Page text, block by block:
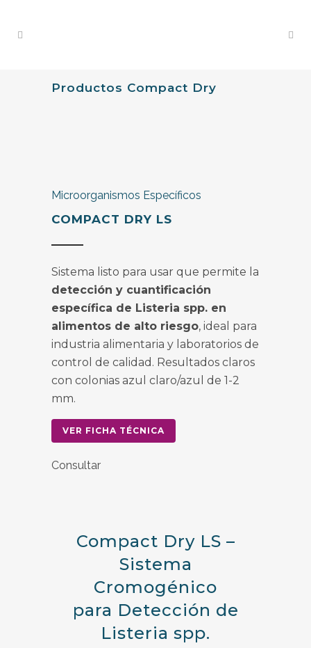
Productos Compact Dry
Microorganismos Específicos
COMPACT DRY LS
Sistema listo para usar que permite la
detección y cuantificación
específica de Listeria spp. en
alimentos de alto riesgo, ideal para
industria alimentaria y laboratorios de
control de calidad. Resultados claros
con colonias azul claro/azul de 1-2
mm.
VER FICHA TÉCNICA
Consultar
Compact Dry LS –
Sistema
Cromogénico
para Detección de
Listeria spp.